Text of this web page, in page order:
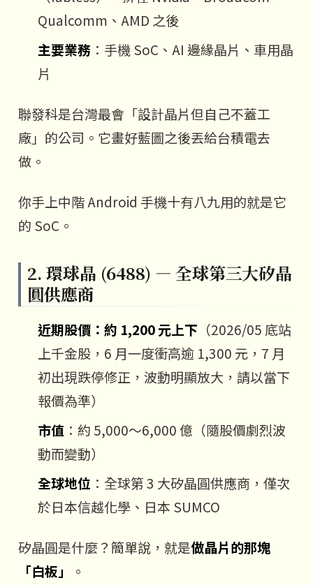
Qualcomm、AMD 之後
主要業務 ：手機 SoC、AI 邊緣晶片、車用晶
片
聯發科是台灣最會「設計晶片但自己不蓋工
廠」的公司。它畫好藍圖之後丟給台積電去
做。
你手上中階 Android 手機十有八九用的就是它
的 SoC。
2. 環球晶 (6488) — 全球第三大矽晶
圓供應商
近期股價：約 1,200 元上下 （2026/05 底站
上千金股，6 月一度衝高逾 1,300 元，7 月
初出現跌停修正，波動明顯放大，請以當下
報價為準）
市值 ：約 5,000～6,000 億（隨股價劇烈波
動而變動）
全球地位 ：全球第 3 大矽晶圓供應商，僅次
於日本信越化學、日本 SUMCO
矽晶圓是什麼？簡單說，就是做晶片的那塊
「白板」
。